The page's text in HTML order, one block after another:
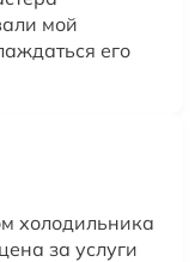
мой
его
холодильника
за услуги